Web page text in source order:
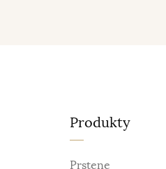
Produkty
Prstene